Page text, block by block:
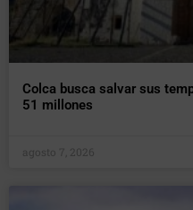
Colca busca salvar sus
51 millones
agosto 7, 2026